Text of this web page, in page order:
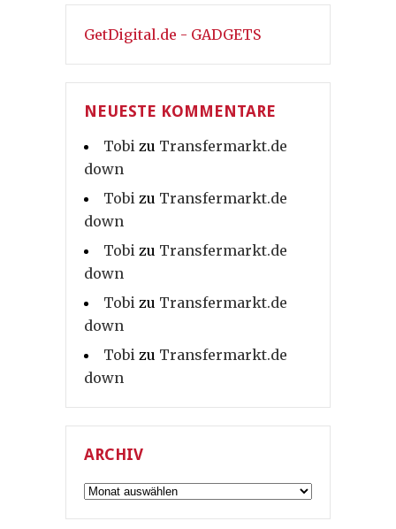
GetDigital.de - GADGETS
NEUESTE KOMMENTARE
Tobi zu Transfermarkt.de
down
Tobi zu Transfermarkt.de
down
Tobi zu Transfermarkt.de
down
Tobi zu Transfermarkt.de
down
Tobi zu Transfermarkt.de
down
ARCHIV
Archiv